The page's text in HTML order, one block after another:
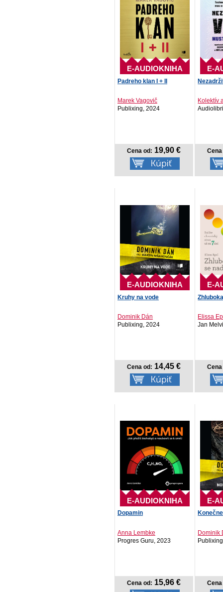
E-AUDIOKNIHA
Padreho klan I + II
Marek Vagovič
Publixing, 2024
Cena od: 19,90 €
E-
Kolektív
E-AUDIOKNIHA
Kruhy na vode
Dominik Dán
Publixing, 2024
Cena od: 14,45 €
E-
Elissa
Jan
E-AUDIOKNIHA
Dopamin
Anna Lembke
Progres Guru, 2023
Cena od: 15,96 €
E-
Dominik